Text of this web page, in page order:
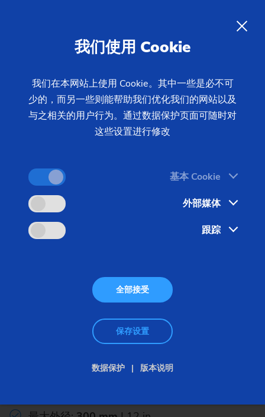
产品 & 服务 机床 激光设备
激光焊接机
ELC 6i
我们使用 Cookie
我们在本网站上使用 Cookie。其中一些是必不可
少的，而另一些则能帮助我们优化我们的网站以及
与之相关的用户行为。通过数据保护页面可随时对
这些设置进行修改
基本 Cookie
外部媒体
跟踪
全部接受
保存设置
数据保护 版本说明